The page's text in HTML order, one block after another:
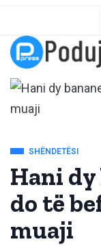
SHËNDETËSI
Hani dy
do të
muaji